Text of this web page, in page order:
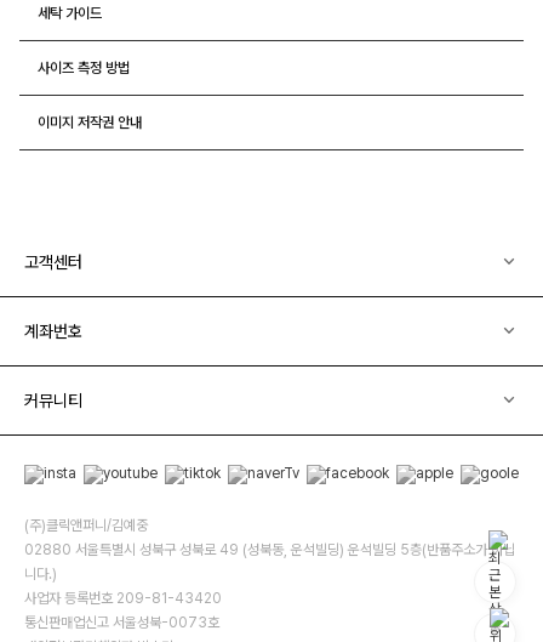
세탁 가이드
사이즈 측정 방법
이미지 저작권 안내
고객센터
계좌번호
커뮤니티
(주)클릭앤퍼니/김예중
02880 서울특별시 성북구 성북로 49 (성북동, 운석빌딩) 운석빌딩 5층(반품주소가 아닙
니다.)
사업자 등록번호 209-81-43420
통신판매업신고 서울성북-0073호